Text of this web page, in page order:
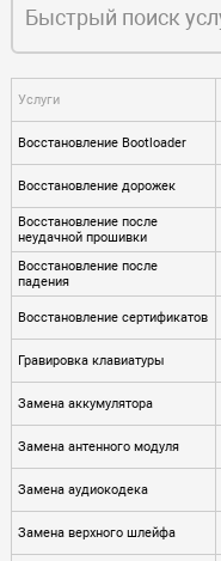
Услуги
Восстановление Bootloader
Восстановление дорожек
Восстановление после
неудачной прошивки
Восстановление после
падения
Восстановление сертификатов
Гравировка клавиатуры
Замена аккумулятора
Замена антенного модуля
Замена аудиокодека
Замена верхного шлейфа